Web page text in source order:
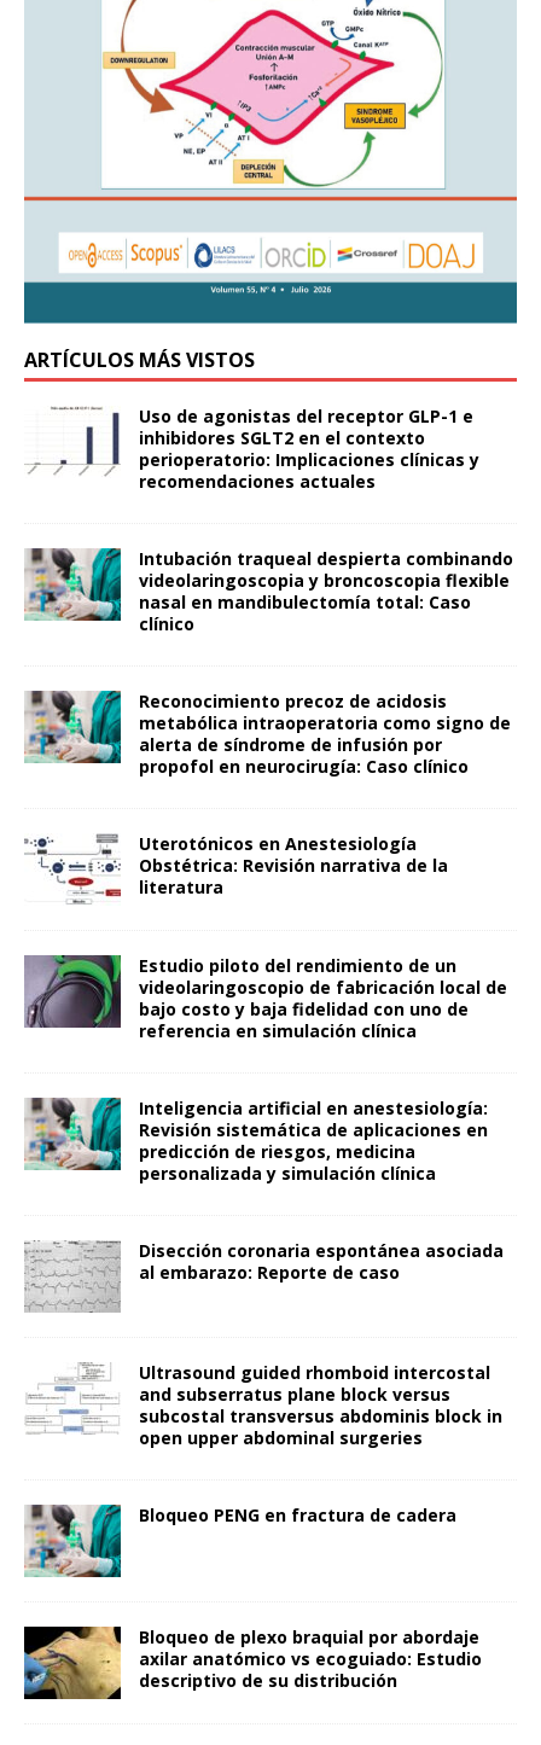
ARTÍCULOS MÁS VISTOS
Uso de agonistas del receptor GLP-1 e
inhibidores SGLT2 en el contexto
perioperatorio: Implicaciones clínicas y
recomendaciones actuales
Intubación traqueal despierta combinando
videolaringoscopia y broncoscopia flexible
nasal en mandibulectomía total: Caso
clínico
Reconocimiento precoz de acidosis
metabólica intraoperatoria como signo de
alerta de síndrome de infusión por
propofol en neurocirugía: Caso clínico
Uterotónicos en Anestesiología
Obstétrica: Revisión narrativa de la
literatura
Estudio piloto del rendimiento de un
videolaringoscopio de fabricación local de
bajo costo y baja fidelidad con uno de
referencia en simulación clínica
Inteligencia artificial en anestesiología:
Revisión sistemática de aplicaciones en
predicción de riesgos, medicina
personalizada y simulación clínica
Disección coronaria espontánea asociada
al embarazo: Reporte de caso
Ultrasound guided rhomboid intercostal
and subserratus plane block versus
subcostal transversus abdominis block in
open upper abdominal surgeries
Bloqueo PENG en fractura de cadera
Bloqueo de plexo braquial por abordaje
axilar anatómico vs ecoguiado: Estudio
descriptivo de su distribución